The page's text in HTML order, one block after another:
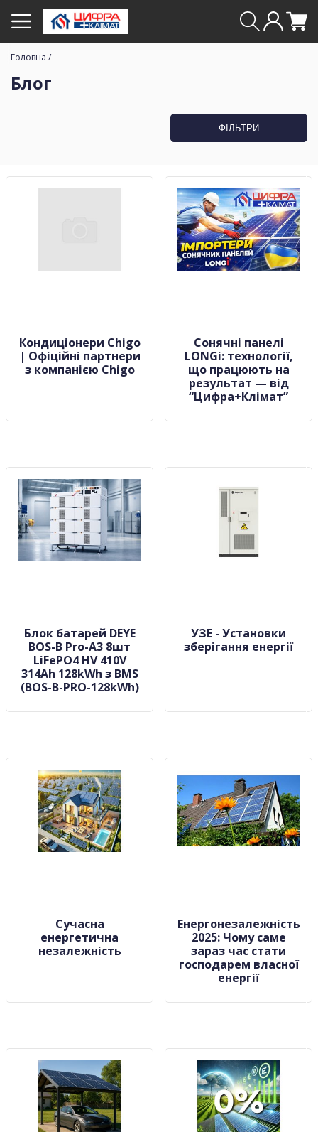
Головна /
Блог
Кондиціонери Chigo
| Офіційні партнери
з компанією Chigo
Сонячні панелі
LONGi: технології,
що працюють на
результат — від
“Цифра+Клімат”
Блок батарей DEYE
BOS-B Pro-A3 8шт
LiFePO4 HV 410V
314Ah 128kWh з BMS
(BOS-B-PRO-128kWh)
УЗЕ - Установки
зберігання енергії
Сучасна
енергетична
незалежність
Енергонезалежність
2025: Чому саме
зараз час стати
господарем власної
енергії
ФІЛЬТРИ